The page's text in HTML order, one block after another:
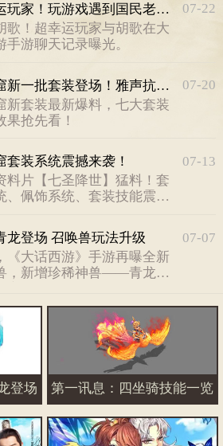
玩家！玩游戏遇到国民老公“胡歌”
歌！超幸运玩家与胡歌在大
手游聊天记录曝光。
07-22
新一批套装登场！雅声抗套装来袭
新套装最新爆料，七大套装
果抢先看！
07-20
套装系统震撼来袭！
料片【七圣降世】猛料！套
、佩饰系统、套装技能震撼
07-13
神兽青龙登场 召唤兽玩法升级
《大话西游》手游再曝全新
，新增珍稀神兽——青龙首
07-07
登场 第一讯息：四坐骑技能一览